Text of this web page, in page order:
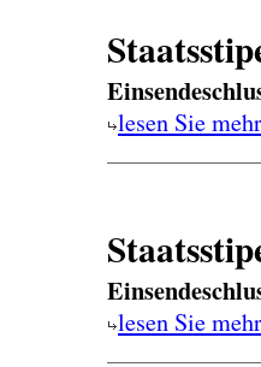
lesen Sie mehr
lesen Sie mehr